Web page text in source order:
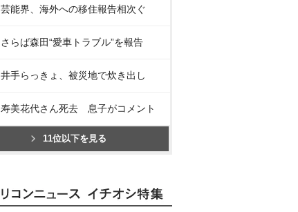
芸能界、海外への移住報告相次ぐ
さらば森田“愛車トラブル”を報告
井手らっきょ、被災地で炊き出し
寿美花代さん死去 息子がコメント
11位以下を見る